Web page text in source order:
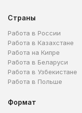
Страны
Работа в России
Работа в Казахстане
Работа на Кипре
Работа в Беларуси
Работа в Узбекистане
Работа в Польше
Формат